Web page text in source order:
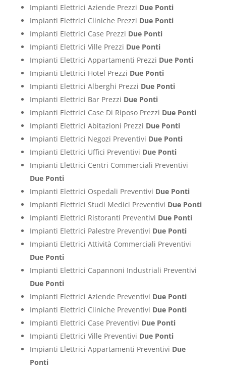
Impianti Elettrici Aziende Prezzi Due Ponti
Impianti Elettrici Cliniche Prezzi Due Ponti
Impianti Elettrici Case Prezzi Due Ponti
Impianti Elettrici Ville Prezzi Due Ponti
Impianti Elettrici Appartamenti Prezzi Due Ponti
Impianti Elettrici Hotel Prezzi Due Ponti
Impianti Elettrici Alberghi Prezzi Due Ponti
Impianti Elettrici Bar Prezzi Due Ponti
Impianti Elettrici Case Di Riposo Prezzi Due Ponti
Impianti Elettrici Abitazioni Prezzi Due Ponti
Impianti Elettrici Negozi Preventivi Due Ponti
Impianti Elettrici Uffici Preventivi Due Ponti
Impianti Elettrici Centri Commerciali Preventivi
Due Ponti
Impianti Elettrici Ospedali Preventivi Due Ponti
Impianti Elettrici Studi Medici Preventivi Due Ponti
Impianti Elettrici Ristoranti Preventivi Due Ponti
Impianti Elettrici Palestre Preventivi Due Ponti
Impianti Elettrici Attività Commerciali Preventivi
Due Ponti
Impianti Elettrici Capannoni Industriali Preventivi
Due Ponti
Impianti Elettrici Aziende Preventivi Due Ponti
Impianti Elettrici Cliniche Preventivi Due Ponti
Impianti Elettrici Case Preventivi Due Ponti
Impianti Elettrici Ville Preventivi Due Ponti
Impianti Elettrici Appartamenti Preventivi Due
Ponti